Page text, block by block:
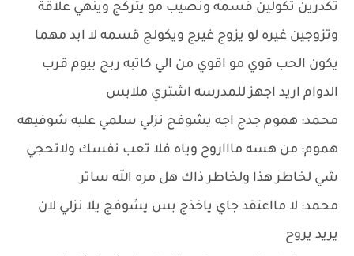
تكدرين تكولين قسمه ونصيب مو يتركج وينهي علاقة
وتزوجين غيره لو يزوج غيرج ويكولج قسمه لا ابد مهما
يكون الحب قوي مو اقوي من الي كاتبه ربج بيوم قرب
الدوام اريد اجهز للمدرسه اشتري ملابس
محمد: هموم جدج اجه يشوفج نزلي سلمي عليه شوفيهه
هموم: من هسه ماااروح وياه فلا تعب نفسك ولاتحجي
شي لخاطر هذا ولخاطر ذاك هل مره الله ساتر
محمد: لا مااعتقد جاي ياخذج بس يشوفج يلا نزلي لان
يريد يروح